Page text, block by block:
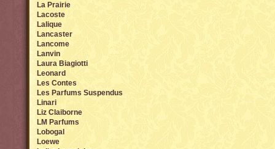
La Prairie
Lacoste
Lalique
Lancaster
Lancome
Lanvin
Laura Biagiotti
Leonard
Les Contes
Les Parfums Suspendus
Linari
Liz Claiborne
LM Parfums
Lobogal
Loewe